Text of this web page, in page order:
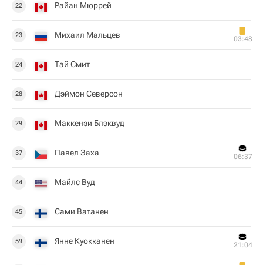
22 Райан Мюррей
23 Михаил Мальцев 03:48
24 Тай Смит
28 Дэймон Северсон
29 Маккензи Блэквуд
37 Павел Заха 06:37
44 Майлс Вуд
45 Сами Ватанен
59 Янне Куокканен 21:04